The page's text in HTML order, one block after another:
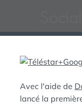
É
I
D
N
Avec l'aide de
lancé la